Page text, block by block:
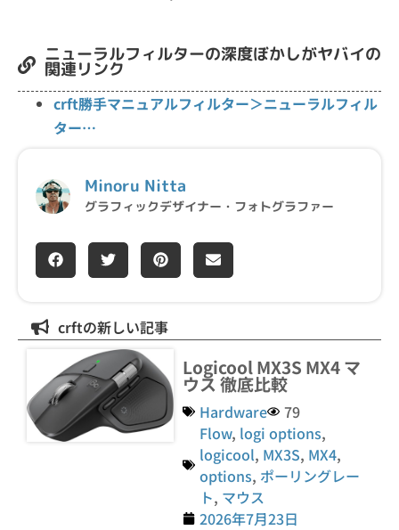
ニューラルフィルターの深度ぼかしがヤバイの
関連リンク
crft勝手マニュアルフィルター＞ニューラルフィル
ター…
Minoru Nitta
グラフィックデザイナー・フォトグラファー
crftの新しい記事
Logicool MX3S MX4 マ
ウス 徹底比較
Hardware
79
Flow, logi options,
logicool, MX3S, MX4,
options, ポーリングレー
ト, マウス
2026年7月23日